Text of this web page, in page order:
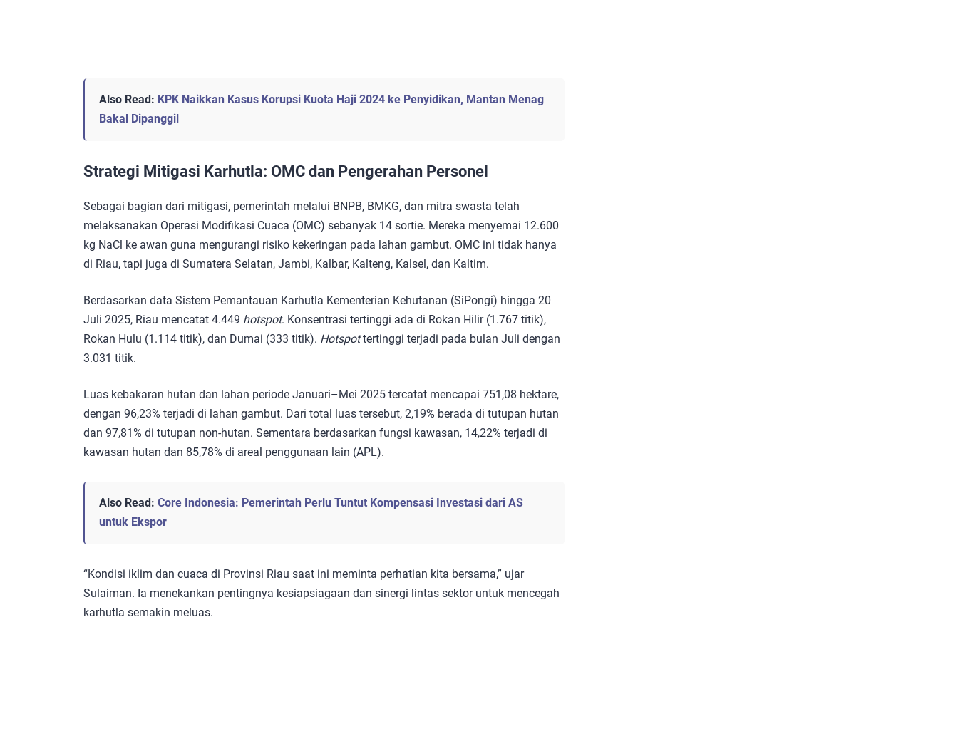
Also Read: KPK Naikkan Kasus Korupsi Kuota Haji 2024 ke Penyidikan, Mantan Menag
Bakal Dipanggil
Strategi Mitigasi Karhutla: OMC dan Pengerahan Personel
Sebagai bagian dari mitigasi, pemerintah melalui BNPB, BMKG, dan mitra swasta telah
melaksanakan Operasi Modifikasi Cuaca (OMC) sebanyak 14 sortie. Mereka menyemai 12.600
kg NaCl ke awan guna mengurangi risiko kekeringan pada lahan gambut. OMC ini tidak hanya
di Riau, tapi juga di Sumatera Selatan, Jambi, Kalbar, Kalteng, Kalsel, dan Kaltim.
Berdasarkan data Sistem Pemantauan Karhutla Kementerian Kehutanan (SiPongi) hingga 20
Juli 2025, Riau mencatat 4.449 hotspot. Konsentrasi tertinggi ada di Rokan Hilir (1.767 titik),
Rokan Hulu (1.114 titik), dan Dumai (333 titik). Hotspottertinggi terjadi pada bulan Juli dengan
3.031 titik.
Luas kebakaran hutan dan lahan periode Januari–Mei 2025 tercatat mencapai 751,08 hektare,
dengan 96,23% terjadi di lahan gambut. Dari total luas tersebut, 2,19% berada di tutupan hutan
dan 97,81% di tutupan non-hutan. Sementara berdasarkan fungsi kawasan, 14,22% terjadi di
kawasan hutan dan 85,78% di areal penggunaan lain (APL).
Also Read: Core Indonesia: Pemerintah Perlu Tuntut Kompensasi Investasi dari AS
untuk Ekspor
“Kondisi iklim dan cuaca di Provinsi Riau saat ini meminta perhatian kita bersama,” ujar
Sulaiman. Ia menekankan pentingnya kesiapsiagaan dan sinergi lintas sektor untuk mencegah
karhutla semakin meluas.